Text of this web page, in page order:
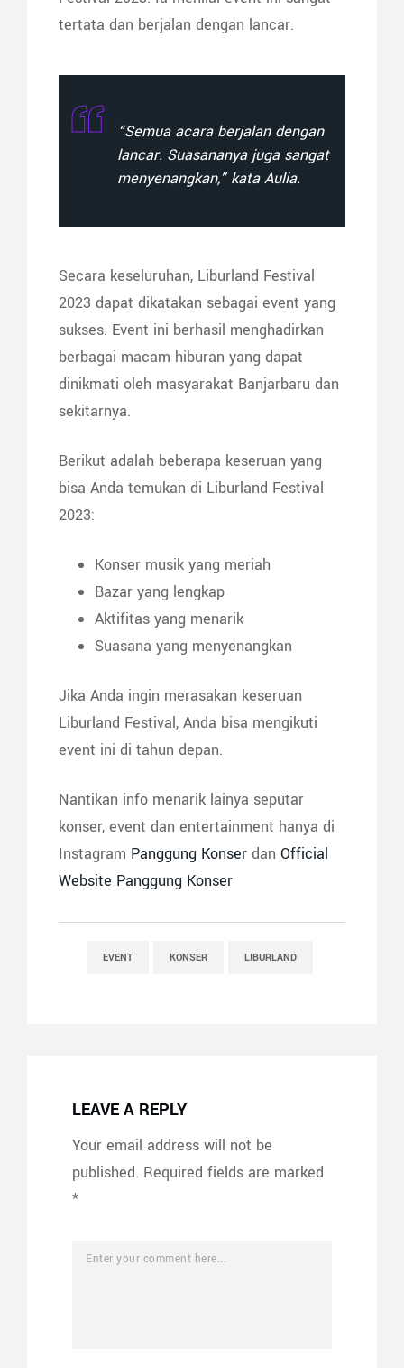
tertata dan berjalan dengan lancar.
“Semua acara berjalan dengan
lancar. Suasananya juga sangat
menyenangkan,” kata Aulia.
Secara keseluruhan, Liburland Festival
2023 dapat dikatakan sebagai event yang
sukses. Event ini berhasil menghadirkan
berbagai macam hiburan yang dapat
dinikmati oleh masyarakat Banjarbaru dan
sekitarnya.
Berikut adalah beberapa keseruan yang
bisa Anda temukan di Liburland Festival
2023:
Konser musik yang meriah
Bazar yang lengkap
Aktifitas yang menarik
Suasana yang menyenangkan
Jika Anda ingin merasakan keseruan
Liburland Festival, Anda bisa mengikuti
event ini di tahun depan.
Nantikan info menarik lainya seputar
konser, event dan entertainment hanya di
Instagram Panggung Konser dan Official
Website Panggung Konser
EVENT KONSER LIBURLAND
LEAVE A REPLY
Your email address will not be
published. Required fields are marked
*